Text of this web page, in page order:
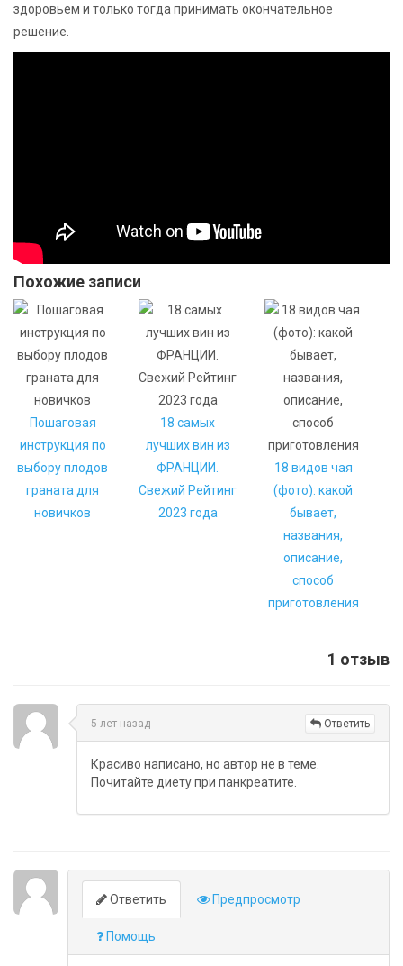
здоровьем и только тогда принимать окончательное
решение.
Похожие записи
Пошаговая
инструкция по
выбору плодов
граната для
новичков
18 самых
лучших вин из
ФРАНЦИИ.
Свежий Рейтинг
2023 года
18 видов чая
(фото): какой
бывает,
названия,
описание,
способ
приготовления
1 отзыв
5 лет назад Ответить
Красиво написано, но автор не в теме.
Почитайте диету при панкреатите.
Ответить Предпросмотр
Помощь